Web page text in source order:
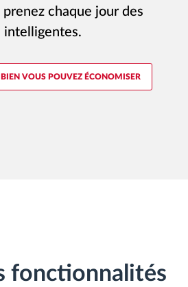
du conducteur
chaque jour des
intelligentes.
VOUS POUVEZ ÉCONOMISER
fonctionnalités